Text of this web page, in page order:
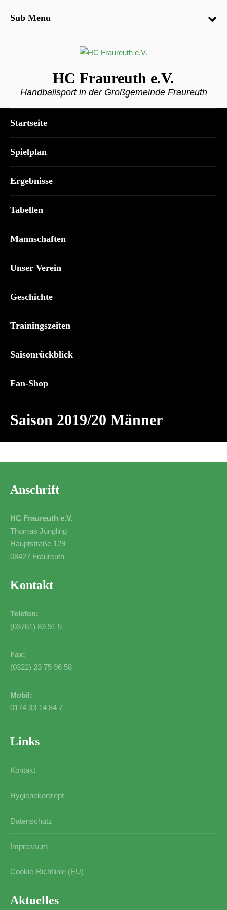
Sub Menu
HC Fraureuth e.V.
Handballsport in der Großgemeinde Fraureuth
Startseite
Spielplan
Ergebnisse
Tabellen
Mannschaften
Unser Verein
Geschichte
Trainingszeiten
Saisonrückblick
Fan-Shop
Saison 2019/20 Männer
Anschrift
HC Fraureuth e.V.
Thomas Jüngling
Hauptstraße 129
08427 Fraureuth
Kontakt
Telefon:
(03761) 83 91 5
Fax:
(0322) 23 75 96 58
Mobil:
0174 33 14 84 7
Links
Kontakt
Hygienekonzept
Datenschutz
Impressum
Cookie-Richtlinie (EU)
Aktuelles